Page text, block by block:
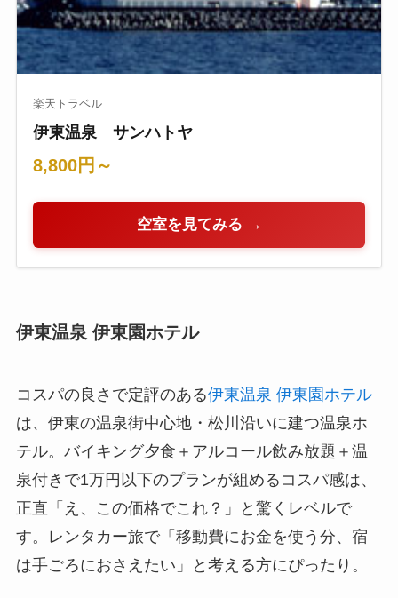
楽天トラベル
伊東温泉 サンハトヤ
8,800円～
空室を見てみる →
伊東温泉 伊東園ホテル
コスパの良さで定評のある伊東温泉 伊東園ホテル
は、伊東の温泉街中心地・松川沿いに建つ温泉ホ
テル。バイキング夕食＋アルコール飲み放題＋温
泉付きで1万円以下のプランが組めるコスパ感は、
正直「え、この価格でこれ？」と驚くレベルで
す。レンタカー旅で「移動費にお金を使う分、宿
は手ごろにおさえたい」と考える方にぴったり。